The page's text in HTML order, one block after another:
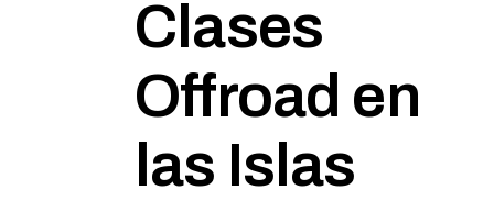
Clases
Offroad en
las Islas